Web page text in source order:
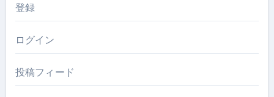
登録
ログイン
投稿フィード